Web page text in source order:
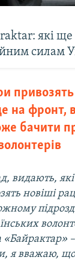
які ще
силам
привозять
на фронт,
бачити
видають,
новіші
«Байрактар»
я вважаю,